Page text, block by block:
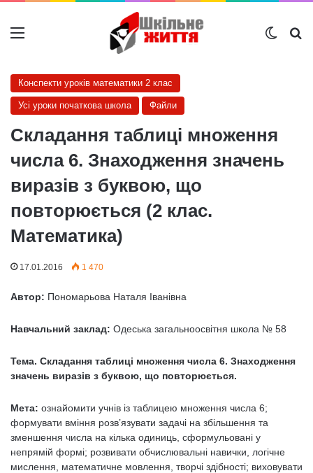
Меню
Конспекти уроків математики 2 клас
Усі уроки початкова школа Файли
Складання таблиці множення
числа 6. Знаходження значень
виразів з буквою, що
повторюється (2 клас.
Математика)
17.01.2016 1 470
Автор: Пономарьова Наталя Іванівна
Навчальний заклад: Одеська загальноосвітня школа № 58
Тема. Складання таблиці множення числа 6. Знаходження
значень виразів з буквою, що повторюється.
Мета: ознайомити учнів із таблицею множення числа 6;
формувати вміння розв’язувати задачі на збільшення та
зменшення числа на кілька одиниць, сформульовані у
непрямій формі; розвивати обчислювальні навички, логічне
мислення, математичне мовлення, творчі здібності; виховувати